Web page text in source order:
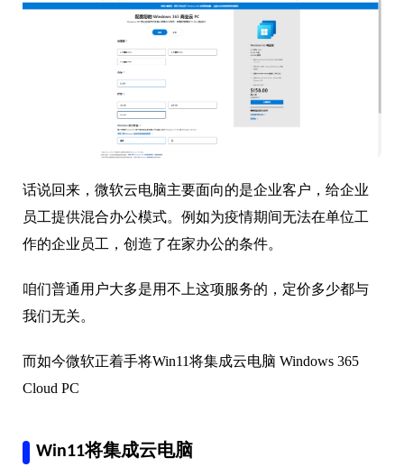
话说回来，微软云电脑主要面向的是企业客户，给企业
员工提供混合办公模式。例如为疫情期间无法在单位工
作的企业员工，创造了在家办公的条件。
咱们普通用户大多是用不上这项服务的，定价多少都与
我们无关。
而如今微软正着手将Win11将集成云电脑 Windows 365
Cloud PC
Win11将集成云电脑